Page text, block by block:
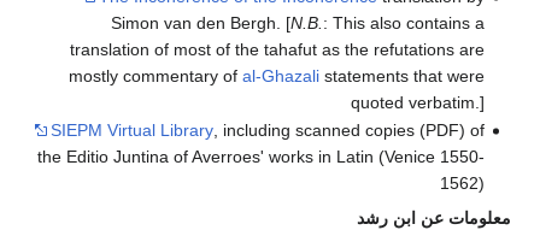
Simon van den Bergh. [N.B. : This also contains a
translation of most of the tahafut as the refutations are
mostly commentary of al-Ghazalistatements that were
quoted verbatim.]
SIEPM Virtual Library, including scanned copies (PDF) of
the Editio Juntina of Averroes' works in Latin (Venice 1550-
1562)
معلومات عن ابن رشد